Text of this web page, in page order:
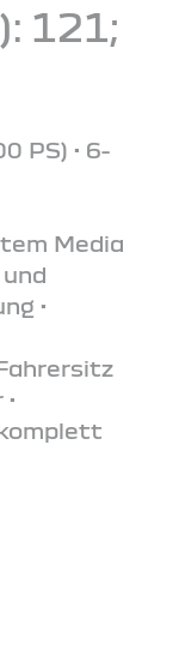
121;
PS) • 6-
Media
•